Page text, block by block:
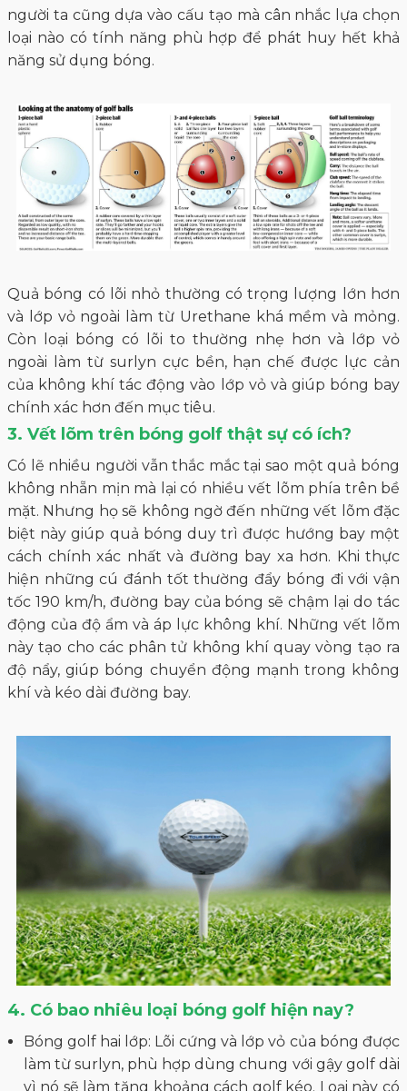
người ta cũng dựa vào cấu tạo mà cân nhắc lựa chọn
loại nào có tính năng phù hợp để phát huy hết khả
năng sử dụng bóng.
Quả bóng có lõi nhỏ thường có trọng lượng lớn hơn
và lớp vỏ ngoài làm từ Urethane khá mềm và mỏng.
Còn loại bóng có lõi to thường nhẹ hơn và lớp vỏ
ngoài làm từ surlyn cực bền, hạn chế được lực cản
của không khí tác động vào lớp vỏ và giúp bóng bay
chính xác hơn đến mục tiêu.
3. Vết lõm trên bóng golf thật sự có ích?
Có lẽ nhiều người vẫn thắc mắc tại sao một quả bóng
không nhẵn mịn mà lại có nhiều vết lõm phía trên bề
mặt. Nhưng họ sẽ không ngờ đến những vết lõm đặc
biệt này giúp quả bóng duy trì được hướng bay một
cách chính xác nhất và đường bay xa hơn. Khi thực
hiện những cú đánh tốt thường đẩy bóng đi với vận
tốc 190 km/h, đường bay của bóng sẽ chậm lại do tác
động của độ ẩm và áp lực không khí. Những vết lõm
này tạo cho các phân tử không khí quay vòng tạo ra
độ nẩy, giúp bóng chuyển động mạnh trong không
khí và kéo dài đường bay.
4. Có bao nhiêu loại bóng golf hiện nay?
Bóng golf hai lớp: Lõi cứng và lớp vỏ của bóng được
làm từ surlyn, phù hợp dùng chung với gậy golf dài
vì nó sẽ làm tăng khoảng cách golf kéo. Loại này có